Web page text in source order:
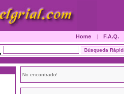
Home | F.A.Q.
No encontrado!